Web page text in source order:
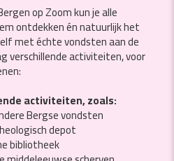
op Zoom kun je alle
ontdekken én natuurlijk het
met échte vondsten aan de
verschillende activiteiten, voor
activiteiten, zoals:
Bergse vondsten
depot
bibliotheek